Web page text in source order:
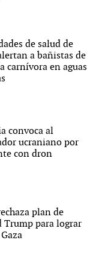
de salud de
a bañistas de
carnívora en aguas
convoca al
ucraniano por
con dron
plan de
Trump para lograr